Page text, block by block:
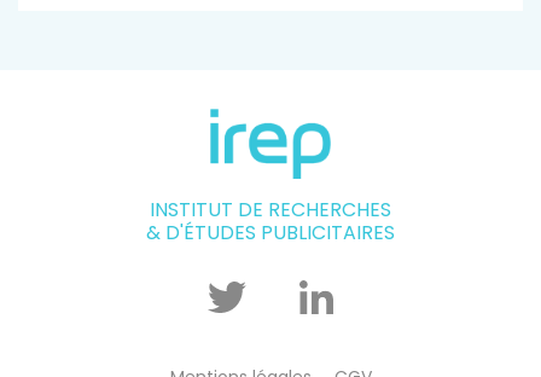
INSTITUT DE RECHERCHES
& D'ÉTUDES PUBLICITAIRES
Twitter Linkedin